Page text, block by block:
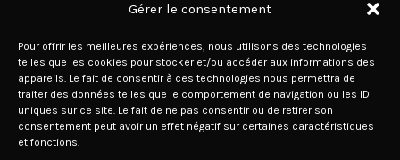
Gérer le consentement
Pour offrir les meilleures expériences, nous utilisons des technologies
telles que les cookies pour stocker et/ou accéder aux informations des
appareils. Le fait de consentir à ces technologies nous permettra de
traiter des données telles que le comportement de navigation ou les ID
uniques sur ce site. Le fait de ne pas consentir ou de retirer son
consentement peut avoir un effet négatif sur certaines caractéristiques
et fonctions.
Our List of Best Watches
from Top Watchmakers